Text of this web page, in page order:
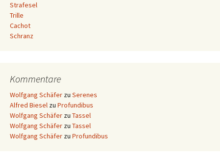
Strafesel
Trille
Cachot
Schranz
Kommentare
Wolfgang Schäfer zu Serenes
Alfred Biesel zu Profundibus
Wolfgang Schäfer zu Tassel
Wolfgang Schäfer zu Tassel
Wolfgang Schäfer zu Profundibus